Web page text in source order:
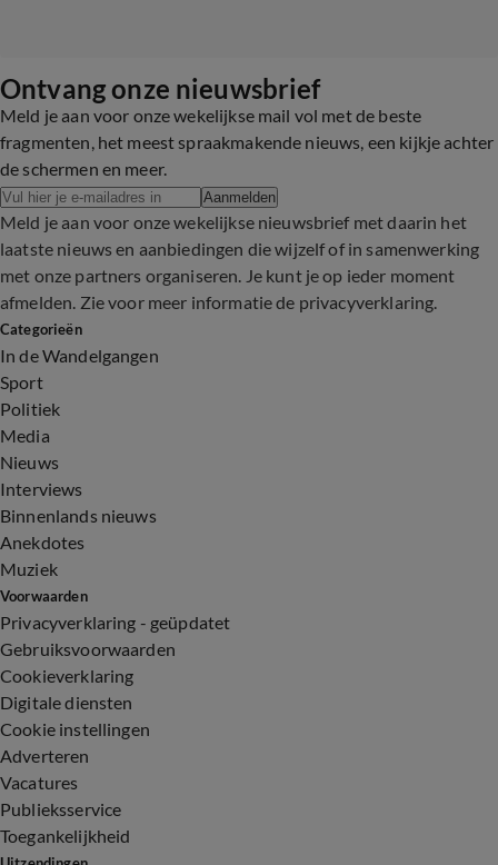
Ontvang onze nieuwsbrief
Meld je aan voor onze wekelijkse mail vol met de beste
fragmenten, het meest spraakmakende nieuws, een kijkje achter
de schermen en meer.
Aanmelden
Meld je aan voor onze wekelijkse nieuwsbrief met daarin het
laatste nieuws en aanbiedingen die wijzelf of in samenwerking
met onze partners organiseren. Je kunt je op ieder moment
afmelden. Zie voor meer informatie de privacyverklaring.
Categorieën
In de Wandelgangen
Sport
Politiek
Media
Nieuws
Interviews
Binnenlands nieuws
Anekdotes
Muziek
Voorwaarden
Privacyverklaring - geüpdatet
Gebruiksvoorwaarden
Cookieverklaring
Digitale diensten
Cookie instellingen
Adverteren
Vacatures
Publieksservice
Toegankelijkheid